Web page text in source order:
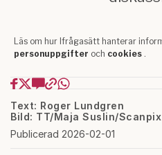
Text: Roger Lundgren
Bild: TT/Maja Suslin/Scanpix
Publicerad 2026-02-01